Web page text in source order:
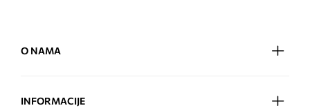
O NAMA
INFORMACIJE